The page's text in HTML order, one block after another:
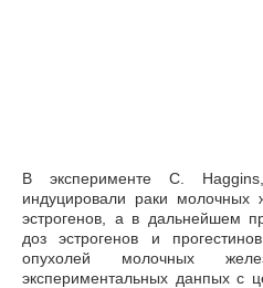
В эксперименте С.
индуцировали раки молочных
эстрогенов, а в дальнейшем
доз эстрогенов и
опухолей молочных
экспериментальных данпых с